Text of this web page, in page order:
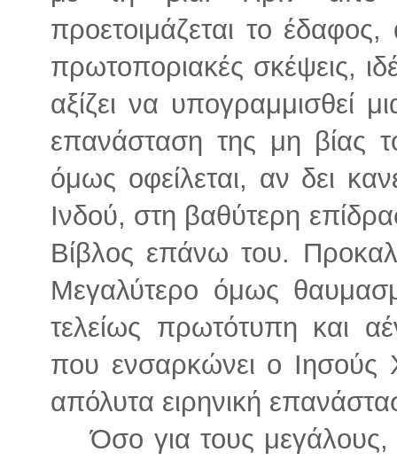
προετοιμάζεται το
πρωτοποριακές σκέψεις,
αξίζει να υπογραμμισθεί
επανάσταση της μη βίας
όμως οφείλεται, αν δει
Ινδού, στη βαθύτερη
Βίβλος επάνω του.
Μεγαλύτερο όμως
τελείως πρωτότυπη και
που ενσαρκώνει ο Ιησούς
απόλυτα ειρηνική
Όσο για τους